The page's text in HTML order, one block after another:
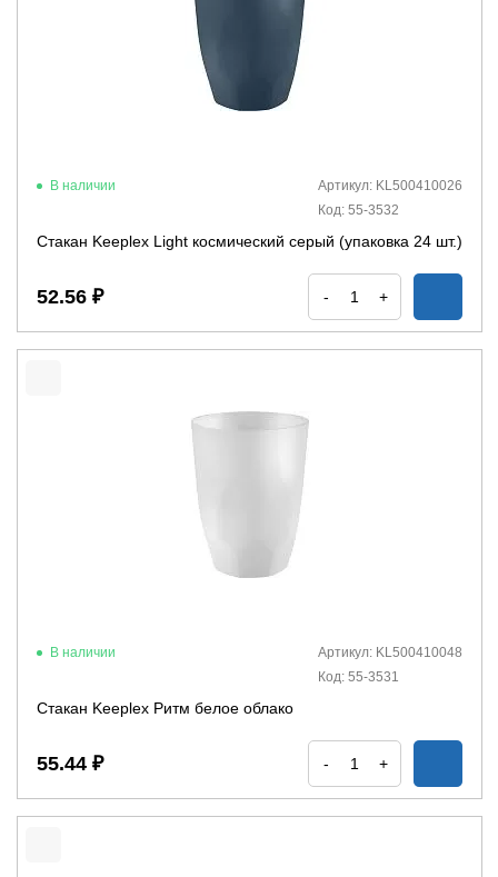
В наличии
Артикул: KL500410026
Код: 55-3532
Стакан Keeplex Light космический серый (упаковка 24 шт.)
52.56 ₽ - +
В наличии
Артикул: KL500410048
Код: 55-3531
Стакан Keeplex Ритм белое облако
55.44 ₽ - +